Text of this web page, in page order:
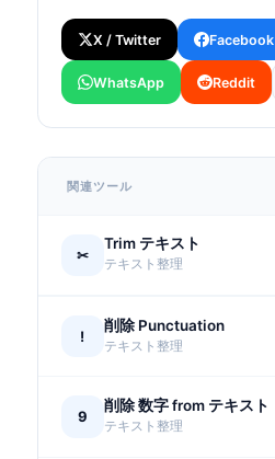
X / Twitter Facebook
WhatsApp Reddit
関連ツール
✂
Trim テキスト
テキスト整理
!
削除 Punctuation
テキスト整理
9
削除 数字 from テキスト
テキスト整理